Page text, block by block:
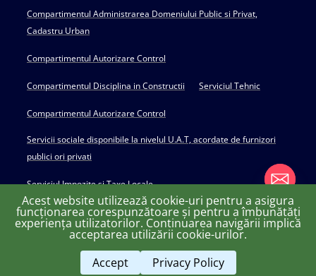
Compartimentul Administrarea Domeniului Public si Privat,
Cadastru Urban
Compartimentul Autorizare Control
Compartimentul Disciplina in Constructii Serviciul Tehnic
Compartimentul Autorizare Control
Servicii sociale disponibile la nivelul U.A.T, acordate de furnizori
publici ori privati
Serviciul Impozite si Taxe Locale
Copyright © 2022 Primăria Huși - powered by Creativ MGS
Acest website utilizează cookie-uri pentru a asigura
funcționarea corespunzătoare și pentru a îmbunătăți
experiența utilizatorilor. Continuarea navigării implică
acceptarea utilizării cookie-urilor.
Accept
Privacy Policy
chaty